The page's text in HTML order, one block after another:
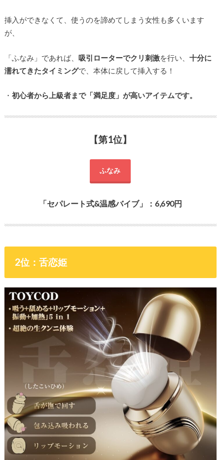
挿入ができなくて、使うのを諦めてしまう女性も多くいます
が、
「ふなみ」であれば、 吸引ローターでクリ刺激を行い、 十分に
濡れてきたタイミングで、本体に戻して挿入する！
・ 初心者から上級者まで「満足度」が高いアイテムです。
【第1位】
ふなみ
「セパレート式&温感バイブ」：6,690円
2位：舌恋姫